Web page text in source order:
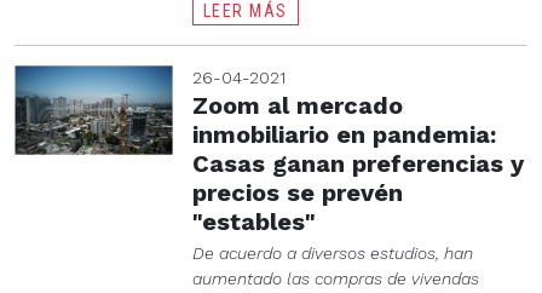
LEER MÁS
26-04-2021
Zoom al mercado
inmobiliario en pandemia:
Casas ganan preferencias y
precios se prevén
"estables"
De acuerdo a diversos estudios, han
aumentado las compras de vivendas